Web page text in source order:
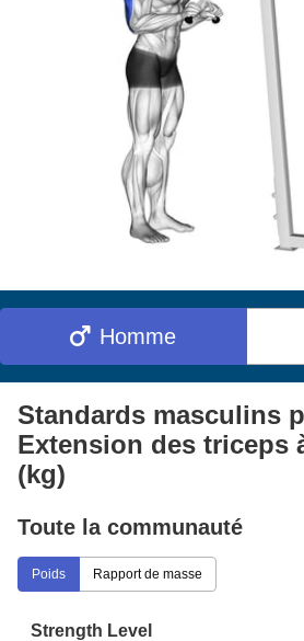
Homme
Standards masculins
Extension des triceps
(kg)
Toute la communauté
Poids Rapport de masse
Strength Level